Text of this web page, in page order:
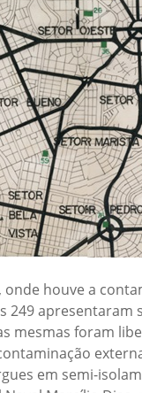
houve a
mesmas foram
em semi-